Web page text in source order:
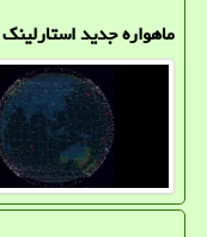
ماهواره جدید استارلینک سرعت